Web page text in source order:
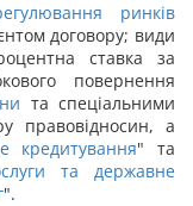
ринків
договору; види
ставка за
повернення
та спеціальними
правовідносин, а
кредитування" та
та державне
".